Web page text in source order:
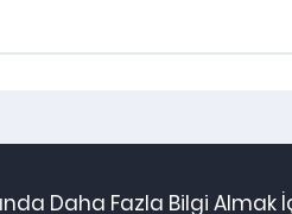
Daha Fazla Bilgi Almak